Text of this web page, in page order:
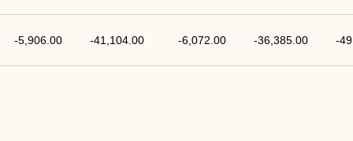
-
-36,385.00
-6,072.00
-41,104.00
-5,906.00